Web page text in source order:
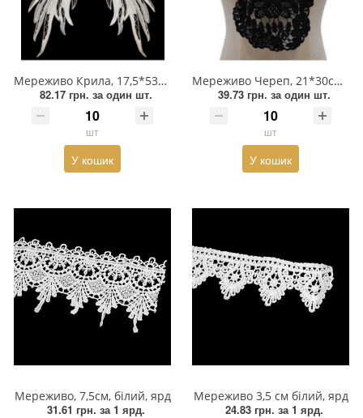
Мереживо Крила, 17,5*53см, білий, пара
82.17 грн. за один шт.
шт
У кошик
Мереживо Череп, 21*30см, чорний, шт
39.73 грн. за один шт.
шт
У кошик
Мереживо, 7,5см, білий, ярд
31.61 грн. за 1 ярд.
Мереживо 3,5 см білий, ярд
24.83 грн. за 1 ярд.